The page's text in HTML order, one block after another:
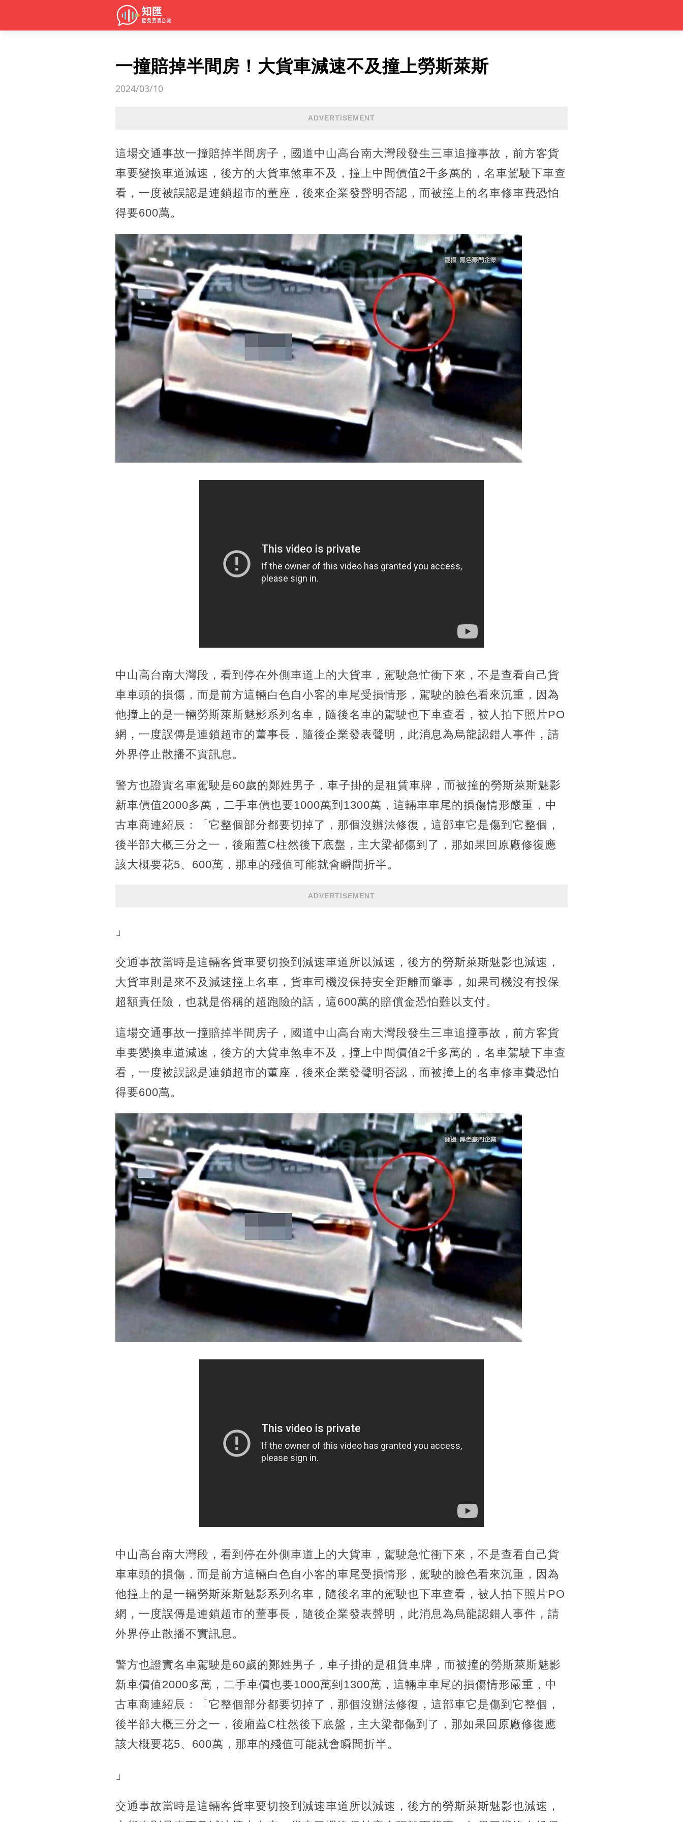
一撞賠掉半間房！大貨車減速不及撞上勞斯萊斯
2024/03/10
ADVERTISEMENT
這場交通事故一撞賠掉半間房子，國道中山高台南大灣段發生三車追撞事故，前方客貨
車要變換車道減速，後方的大貨車煞車不及，撞上中間價值2千多萬的，名車駕駛下車查
看，一度被誤認是連鎖超市的董座，後來企業發聲明否認，而被撞上的名車修車費恐怕
得要600萬。
中山高台南大灣段，看到停在外側車道上的大貨車，駕駛急忙衝下來，不是查看自己貨
車車頭的損傷，而是前方這輛白色自小客的車尾受損情形，駕駛的臉色看來沉重，因為
他撞上的是一輛勞斯萊斯魅影系列名車，隨後名車的駕駛也下車查看，被人拍下照片PO
網，一度誤傳是連鎖超市的董事長，隨後企業發表聲明，此消息為烏龍認錯人事件，請
外界停止散播不實訊息。
警方也證實名車駕駛是60歲的鄭姓男子，車子掛的是租賃車牌，而被撞的勞斯萊斯魅影
新車價值2000多萬，二手車價也要1000萬到1300萬，這輛車車尾的損傷情形嚴重，中
古車商連紹辰：「它整個部分都要切掉了，那個沒辦法修復，這部車它是傷到它整個，
後半部大概三分之一，後廂蓋C柱然後下底盤，主大梁都傷到了，那如果回原廠修復應
該大概要花5、600萬，那車的殘值可能就會瞬間折半。
ADVERTISEMENT
」
交通事故當時是這輛客貨車要切換到減速車道所以減速，後方的勞斯萊斯魅影也減速，
大貨車則是來不及減速撞上名車，貨車司機沒保持安全距離而肇事，如果司機沒有投保
超額責任險，也就是俗稱的超跑險的話，這600萬的賠償金恐怕難以支付。
這場交通事故一撞賠掉半間房子，國道中山高台南大灣段發生三車追撞事故，前方客貨
車要變換車道減速，後方的大貨車煞車不及，撞上中間價值2千多萬的，名車駕駛下車查
看，一度被誤認是連鎖超市的董座，後來企業發聲明否認，而被撞上的名車修車費恐怕
得要600萬。
中山高台南大灣段，看到停在外側車道上的大貨車，駕駛急忙衝下來，不是查看自己貨
車車頭的損傷，而是前方這輛白色自小客的車尾受損情形，駕駛的臉色看來沉重，因為
他撞上的是一輛勞斯萊斯魅影系列名車，隨後名車的駕駛也下車查看，被人拍下照片PO
網，一度誤傳是連鎖超市的董事長，隨後企業發表聲明，此消息為烏龍認錯人事件，請
外界停止散播不實訊息。
警方也證實名車駕駛是60歲的鄭姓男子，車子掛的是租賃車牌，而被撞的勞斯萊斯魅影
新車價值2000多萬，二手車價也要1000萬到1300萬，這輛車車尾的損傷情形嚴重，中
古車商連紹辰：「它整個部分都要切掉了，那個沒辦法修復，這部車它是傷到它整個，
後半部大概三分之一，後廂蓋C柱然後下底盤，主大梁都傷到了，那如果回原廠修復應
該大概要花5、600萬，那車的殘值可能就會瞬間折半。
」
交通事故當時是這輛客貨車要切換到減速車道所以減速，後方的勞斯萊斯魅影也減速，